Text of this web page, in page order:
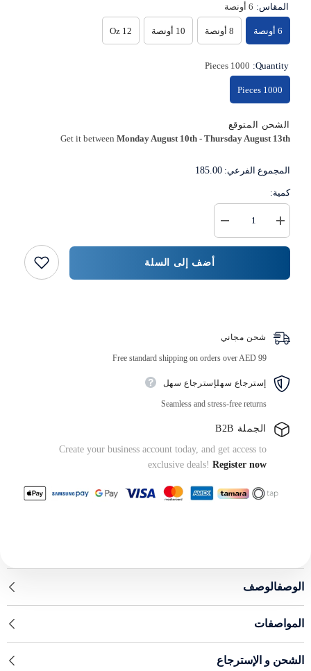
المقاس: 6 أونصة
6 أونصة 8 أونصة 10 أونصة 12 Oz
Quantity:
1000 Pieces
1000 Pieces
الشحن المتوقع
Get it betweenMonday August 10th -Thursday August 13th
المجموع الفرعي: 185.00
كمية:
كمية
{{
المنتج
زيادة
كمية
وعاء
فتحة
أضف إلى السلة
شحن مجاني
Free standard shipping on orders over AED 99
إسترجاع سهلإسترجاع سهل
Seamless and stress-free returns
الجملة B2B
Create your business account today, and get access to
exclusive deals! Register now
الوصفالوصف
المواصفات
الشحن و الإسترجاع